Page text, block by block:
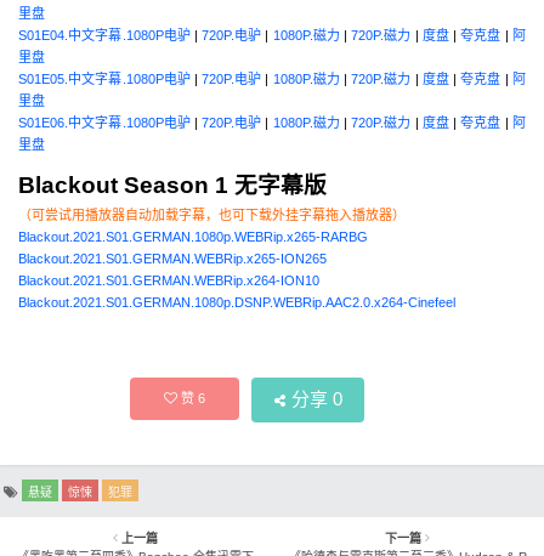
里盘
S01E04.中文字幕.1080P电驴|720P.电驴 | 1080P.磁力 |720P.磁力 | 度盘|夸克盘 | 阿
里盘
S01E05.中文字幕.1080P电驴|720P.电驴 | 1080P.磁力 |720P.磁力 | 度盘|夸克盘 | 阿
里盘
S01E06.中文字幕.1080P电驴|720P.电驴 | 1080P.磁力 |720P.磁力 | 度盘|夸克盘 | 阿
里盘
Blackout Season 1 无字幕版
（可尝试用播放器自动加载字幕，也可下载外挂字幕拖入播放器）
Blackout.2021.S01.GERMAN.1080p.WEBRip.x265-RARBG
Blackout.2021.S01.GERMAN.WEBRip.x265-ION265
Blackout.2021.S01.GERMAN.WEBRip.x264-ION10
Blackout.2021.S01.GERMAN.1080p.DSNP.WEBRip.AAC2.0.x264-Cinefeel
赞6 分享 0
悬疑 惊悚 犯罪
上一篇
下一篇